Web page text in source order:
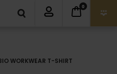
0
WORKWEAR T-SHIRT